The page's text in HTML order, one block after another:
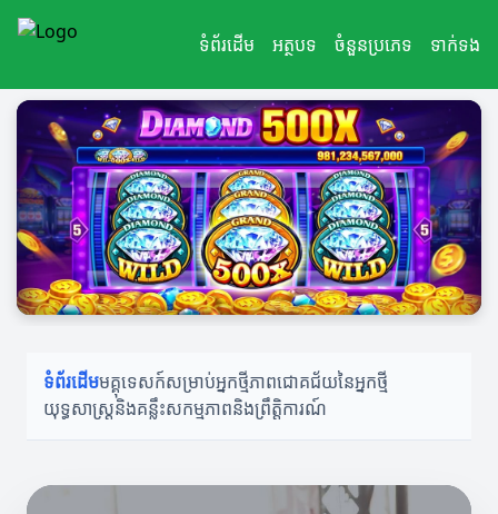
ទំព័រដើម
អត្ថបទ ចំនួនប្រភេទ ទាក់ទង
ទំព័រដើមមគ្គុទេសក៍សម្រាប់អ្នកថ្មីភាពជោគជ័យនៃអ្នកថ្មី
យុទ្ធសាស្ត្រនិងគន្លឹះសកម្មភាពនិងព្រឹត្តិការណ៍